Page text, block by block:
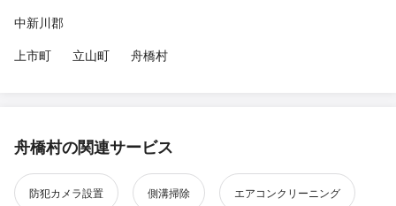
中新川郡
上市町
立山町 舟橋村
舟橋村の関連サービス
防犯カメラ設置 側溝掃除 エアコンクリーニング